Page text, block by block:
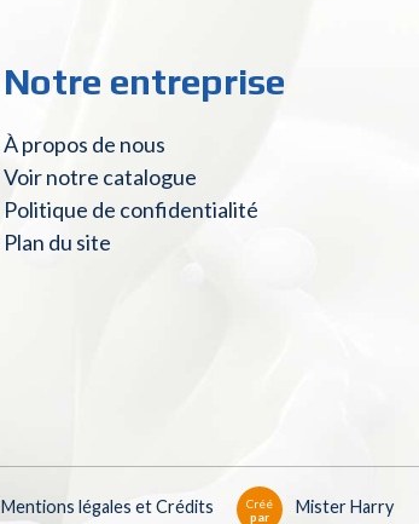
Notre entreprise
À propos de nous
Voir notre catalogue
Politique de confidentialité
Plan du site
Mentions légales et Crédits
Créé
par
Mister Harry